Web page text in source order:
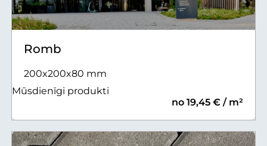
Romb
200x200x80 mm
Mūsdienīgi produkti
no 19,45 € / m²